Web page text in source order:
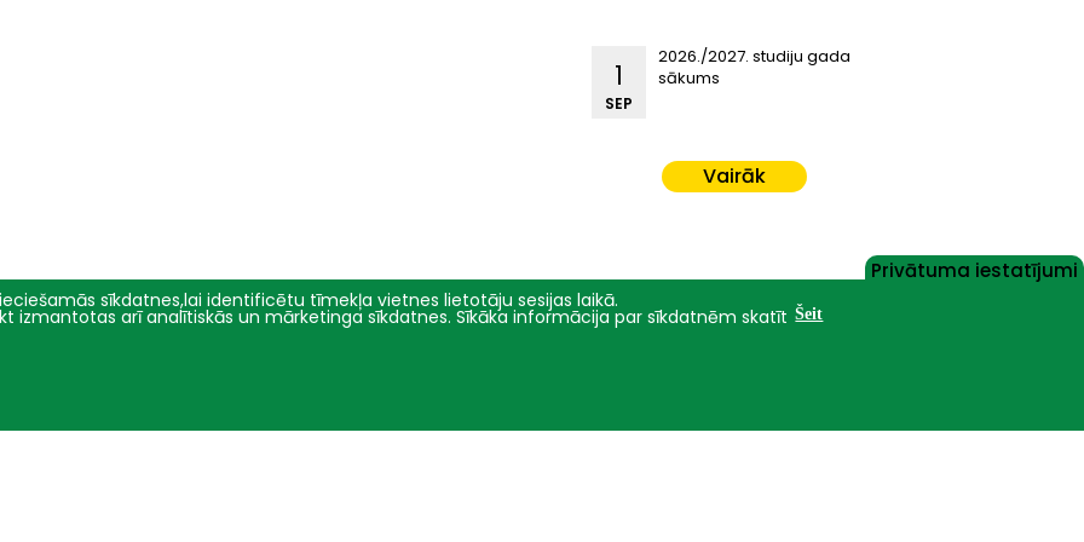
2026./2027. studiju gada
sākums
1
SEP
Vairāk
Privātuma iestatījumi
sīkdatnes,lai identificētu tīmekļa vietnes lietotāju sesijas laikā.
izmantotas arī analītiskās un mārketinga sīkdatnes. Sīkāka informācija par sīkdatnēm skatīt Šeit